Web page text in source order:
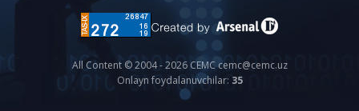
All Content © 2004 - 2026 CEMC cemc@cemc.uz
Onlayn foydalanuvchilar: 35